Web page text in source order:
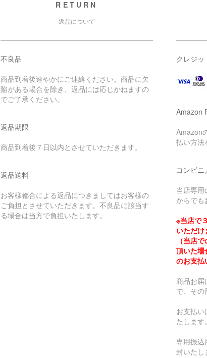
RETURN
返品について
不良品
商品到着後速やかにご連絡ください。商品に欠
陥がある場合を除き、返品には応じかねますの
でご了承ください。
返品期限
商品到着後７日以内とさせていただきます。
返品送料
お客様都合による返品につきましてはお客様の
ご負担とさせていただきます。不良品に該当す
る場合は当方で負担いたします。
クレジッ
Amazon
Amazon
払い方法
コンビニ
当店専用
からでも
※当店で
いただけ
（当店
頂いた場
のお支払
商品お届
で、その
お支払
たします。
専用振込
封いたし